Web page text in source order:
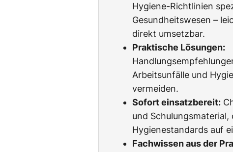
Hygiene-Richtlinien
Gesundheitswesen –
direkt umsetzbar.
Praktische Lösungen:
Arbeitsunfälle und
vermeiden.
Sofort einsatzbereit:
und Schulungsmaterial,
Hygienestandards auf
Fachwissen aus der